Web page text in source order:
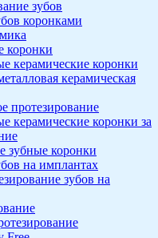
зубов
коронками
коронки
керамические коронки
керамическая
протезирование
керамические коронки за
зубные коронки
на имплантах
зубов на